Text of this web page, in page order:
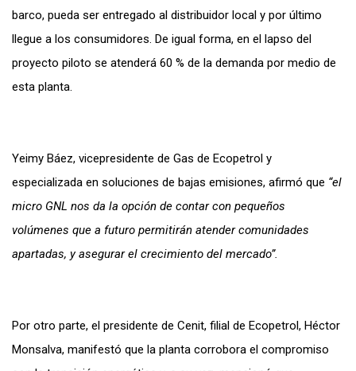
barco, pueda ser entregado al distribuidor local y por último
llegue a los consumidores. De igual forma, en el lapso del
proyecto piloto se atenderá 60 % de la demanda por medio de
esta planta.
Yeimy Báez, vicepresidente de Gas de Ecopetrol y
especializada en soluciones de bajas emisiones, afirmó que “el
micro GNL nos da la opción de contar con pequeños
volúmenes que a futuro permitirán atender comunidades
apartadas, y asegurar el crecimiento del mercado”.
Por otro parte, el presidente de Cenit, filial de Ecopetrol, Héctor
Monsalva, manifestó que la planta corrobora el compromiso